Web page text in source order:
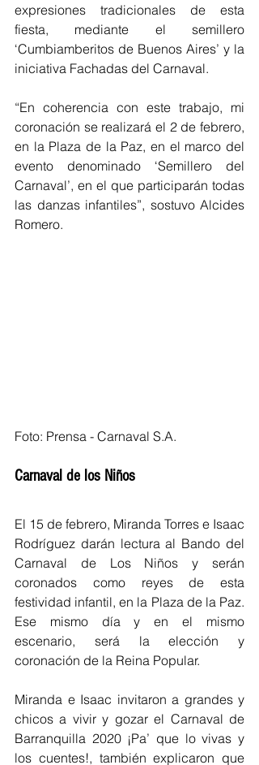
expresiones tradicionales de esta
fiesta, mediante el semillero
‘Cumbiamberitos de Buenos Aires’ y la
iniciativa Fachadas del Carnaval.
“En coherencia con este trabajo, mi
coronación se realizará el 2 de febrero,
en la Plaza de la Paz, en el marco del
evento denominado ‘Semillero del
Carnaval’, en el que participarán todas
las danzas infantiles”, sostuvo Alcides
Romero.
Foto: Prensa - Carnaval S.A.
Carnaval de los Niños
El 15 de febrero, Miranda Torres e Isaac
Rodríguez darán lectura al Bando del
Carnaval de Los Niños y serán
coronados como reyes de esta
festividad infantil, en la Plaza de la Paz.
Ese mismo día y en el mismo
escenario, será la elección y
coronación de la Reina Popular.
Miranda e Isaac invitaron a grandes y
chicos a vivir y gozar el Carnaval de
Barranquilla 2020 ¡Pa’ que lo vivas y
los cuentes!, también explicaron que